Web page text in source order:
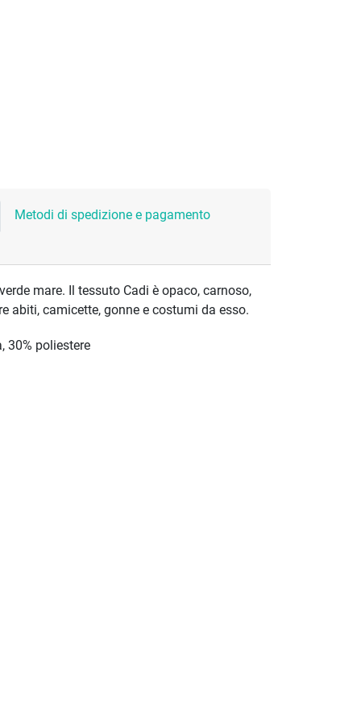
Metodi di spedizione e pagamento
mare. Il tessuto Cadi è opaco, carnoso,
abiti, camicette, gonne e costumi da esso.
30% poliestere